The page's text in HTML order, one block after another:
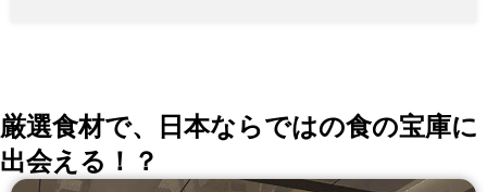
厳選食材で、日本ならではの食の宝庫に
出会える！？